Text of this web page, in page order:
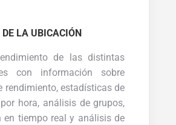
LA UBICACIÓN
de las distintas
con información sobre
rendimiento, estadísticas de
hora, análisis de grupos,
en tiempo real y análisis de